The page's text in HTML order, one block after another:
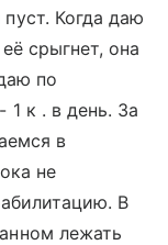
Когда даю
срыгнет, она
по
1 к . в день. За
в
не
В
лежать